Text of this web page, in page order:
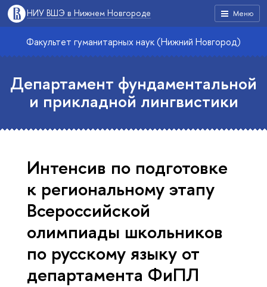
Меню
НИУ ВШЭ в Нижнем Новгороде
Факультет гуманитарных наук (Нижний Новгород)
Департамент фундаментальной
и прикладной лингвистики
Интенсив по подготовке
к региональному этапу
Всероссийской
олимпиады школьников
по русскому языку от
департамента ФиПЛ